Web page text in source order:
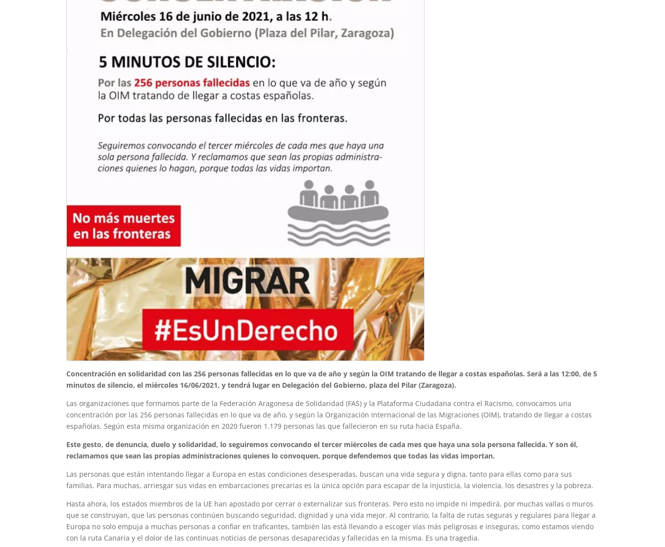
Concentración en solidaridad con las 256 personas fallecidas en lo que va de año y según la OIM tratando de llegar a costas españolas. Será a las 12:00, de 5
minutos de silencio, el miércoles 16/06/2021, y tendrá lugar en Delegación del Gobierno, plaza del Pilar (Zaragoza).
Las organizaciones que formamos parte de la Federación Aragonesa de Solidaridad (FAS) y la Plataforma Ciudadana contra el Racismo, convocamos una
concentración por las 256 personas fallecidas en lo que va de año, y según la Organización Internacional de las Migraciones (OIM), tratando de llegar a costas
españolas. Según esta misma organización en 2020 fueron 1.179 personas las que fallecieron en su ruta hacia España.
Este gesto, de denuncia, duelo y solidaridad, lo seguiremos convocando el tercer miércoles de cada mes que haya una sola persona fallecida. Y son él,
reclamamos que sean las propias administraciones quienes lo convoquen, porque defendemos que todas las vidas importan.
Las personas que están intentando llegar a Europa en estas condiciones desesperadas, buscan una vida segura y digna, tanto para ellas como para sus
familias. Para muchas, arriesgar sus vidas en embarcaciones precarias es la única opción para escapar de la injusticia, la violencia, los desastres y la pobreza.
Hasta ahora, los estados miembros de la UE han apostado por cerrar o externalizar sus fronteras. Pero esto no impide ni impedirá, por muchas vallas o muros
que se construyan, que las personas continúen buscando seguridad, dignidad y una vida mejor. Al contrario, la falta de rutas seguras y regulares para llegar a
Europa no solo empuja a muchas personas a confiar en traficantes, también las está llevando a escoger vías más peligrosas e inseguras, como estamos viendo
con la ruta Canaria y el dolor de las continuas noticias de personas desaparecidas y fallecidas en la misma. Es una tragedia.